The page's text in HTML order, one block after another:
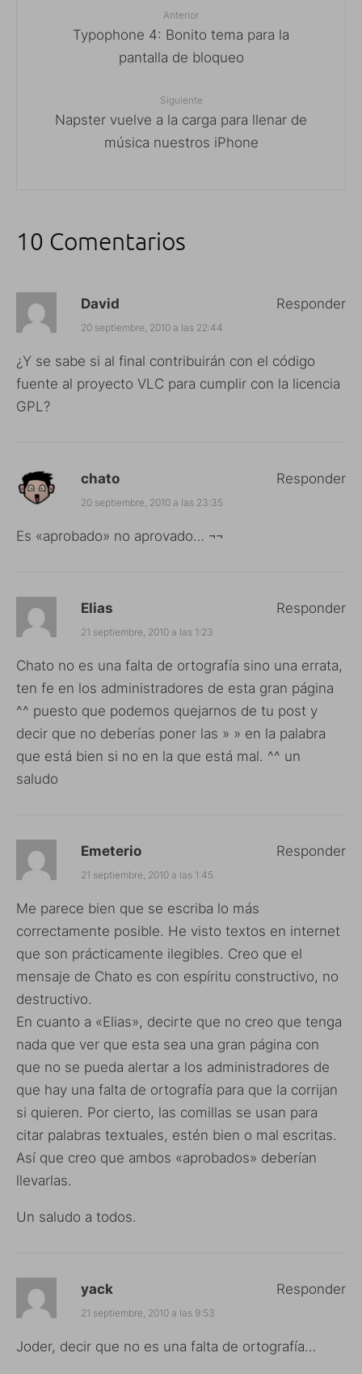
Anterior
Typophone 4: Bonito tema para la
pantalla de bloqueo
Siguiente
Napster vuelve a la carga para llenar de
música nuestros iPhone
10 Comentarios
David
20 septiembre, 2010 a las 22:44
¿Y se sabe si al final contribuirán con el código
fuente al proyecto VLC para cumplir con la licencia
GPL?
Responder
chato
20 septiembre, 2010 a las 23:35
Es «aprobado» no aprovado… ¬¬
Responder
Elias
21 septiembre, 2010 a las 1:23
Chato no es una falta de ortografía sino una errata,
ten fe en los administradores de esta gran página
^^ puesto que podemos quejarnos de tu post y
decir que no deberías poner las » » en la palabra
que está bien si no en la que está mal. ^^ un
saludo
Responder
Emeterio
21 septiembre, 2010 a las 1:45
Me parece bien que se escriba lo más
correctamente posible. He visto textos en internet
que son prácticamente ilegibles. Creo que el
mensaje de Chato es con espíritu constructivo, no
destructivo.
En cuanto a «Elias», decirte que no creo que tenga
nada que ver que esta sea una gran página con
que no se pueda alertar a los administradores de
que hay una falta de ortografía para que la corrijan
si quieren. Por cierto, las comillas se usan para
citar palabras textuales, estén bien o mal escritas.
Así que creo que ambos «aprobados» deberían
llevarlas.
Un saludo a todos.
Responder
yack
21 septiembre, 2010 a las 9:53
Joder, decir que no es una falta de ortografía…
Responder